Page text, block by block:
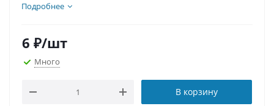
Подробнее
6 ₽/шт
Много
В корзину